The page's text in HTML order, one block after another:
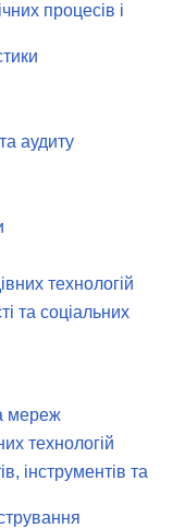
процесів і
аудиту
технологій
та соціальних
мереж
технологій
інструментів та